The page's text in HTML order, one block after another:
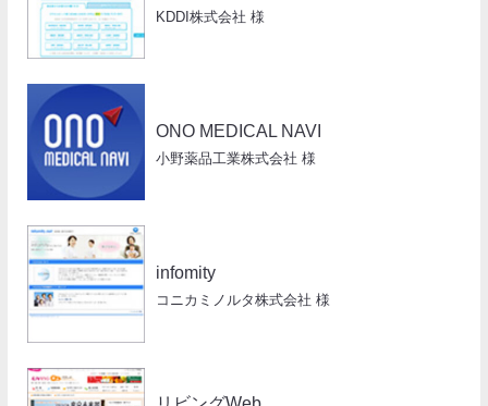
KDDI株式会社 様
ONO MEDICAL NAVI
小野薬品工業株式会社 様
infomity
コニカミノルタ株式会社 様